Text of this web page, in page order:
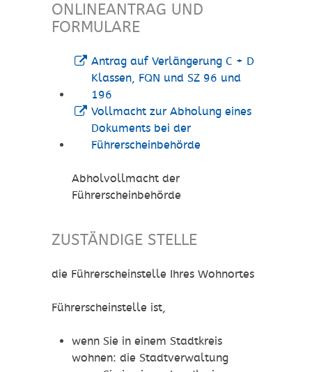
ONLINEANTRAG UND
FORMULARE
Antrag auf Verlängerung C + D
Klassen, FQN und SZ 96 und
196
Vollmacht zur Abholung eines
Dokuments bei der
Führerscheinbehörde
Abholvollmacht der
Führerscheinbehörde
ZUSTÄNDIGE STELLE
die Führerscheinstelle Ihres Wohnortes
Führerscheinstelle ist,
wenn Sie in einem Stadtkreis
wohnen: die Stadtverwaltung